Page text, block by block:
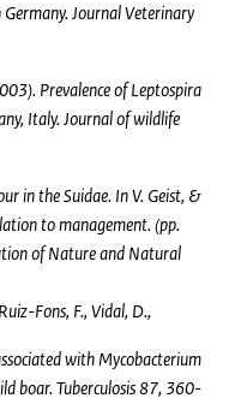
Journal Veterinary
Prevalence of Leptospira
Italy. Journal of wildlife
in the Suidae. In V. Geist, &
to management. (pp.
of Nature and Natural
Fons, F., Vidal, D.,
with Mycobacterium
boar. Tuberculosis 87, 360-